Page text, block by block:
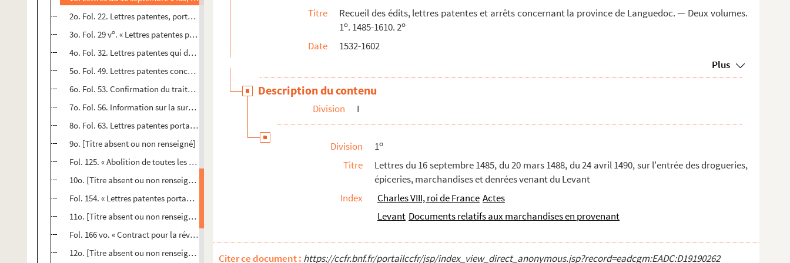
2o. Fol. 22. Lettres patentes, portant permission d'imposer les sommes accordées par les États, du 13 no...
3o. Fol. 29 vo. « Lettres patentes portant décharge en faveur de la province de Languedoc de sa cottité ...
4o. Fol. 32. Lettres patentes qui déchargent la province de Languedoc de l'imposition faite sur tout le ...
5o. Fol. 49. Lettres patentes concernant les amendes contre les archevêques, évêques et barons qui n'ass...
6o. Fol. 53. Confirmation du traité fait pour la suppression des commissaires enquêteurs
7o. Fol. 56. Information sur la surcharge des tailles prétendues par le Languedoc
8o. Fol. 63. Lettres patentes portant que tous bénéficiers, nobles, officiers et autres possédant des bi...
9o. [Titre absent ou non renseigné]
Fol. 125. « Abolition de toutes les impositions nouvelles mises sur les marchandises qui montent et descendent...
10o. [Titre absent ou non renseigné]
Fol. 154. « Lettres patentes portant que les villes et communautés feront voir l'état de leurs debtes et despe...
11o. [Titre absent ou non renseigné]
Fol. 166 vo. « Contract pour la révocation de la recherche des francs-fiefs et des malversations commises en la l...
12o. [Titre absent ou non renseigné]
Titre
Recueil des édits, lettres patentes et arrêts concernant la province de Languedoc. — Deux volumes.
1o. 1485-1610. 2o
Date
1532-1602
Plus
Description du contenu
Division I
Division 1o
Titre
Lettres du 16 septembre 1485, du 20 mars 1488, du 24 avril 1490, sur l'entrée des drogueries,
épiceries, marchandises et denrées venant du Levant
Index
Charles VIII, roi de France Actes
Levant Documents relatifs aux marchandises en provenant
Citer ce document : https://ccfr.bnf.fr/portailccfr/jsp/index_view_direct_anonymous.jsp?record=eadcgm:EADC:D19190262